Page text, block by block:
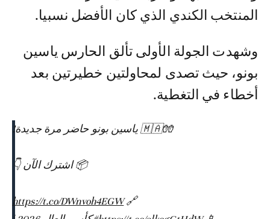
المنتخب الكندي الذي كان الأفضل نسبيا.
وشهدت الجولة الأولى تألق الحارس ياسين
بونو، حيث تصدى لمحاولتين خطيرتين بعد
أخطاء في التغطية.
🧤🇲🇦 ياسين بونو حاضر مرة جديدة!
📦 اشترك الآن 👇
🔗
https://t.co/DWnvoh4EGW